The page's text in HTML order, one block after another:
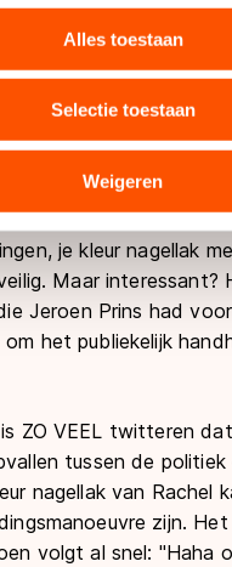
te analyseren. We delen
andere gegevens die u
zij hebben verzameld via
kunnen gegevens
EU, zoals de VS, waar
geldt
te klikken, stemt u in
informatie vindt u in
Alles toestaan
Selectie toestaan
Weigeren
te delen. Wel:
Niet: de
Ook het gebruik van
komt copyright weer
is na zijn
mag je zonder dat je
je kleur nagellak
Maar interessant?
Jeroen Prins had
het publiekelijk
ZO VEEL twitteren
tussen de politiek
nagellak van Rachel
zijn.
volgt al snel: "Haha